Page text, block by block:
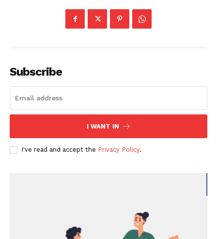
Subscribe
I WANT IN
I've read and accept the Privacy Policy.